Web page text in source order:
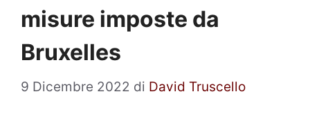
misure imposte da
Bruxelles
9 Dicembre 2022 di David Truscello